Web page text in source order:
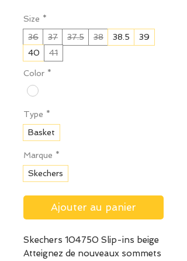
Size *
36
37 37.5 38 38.5
39
40
41
Color *
Type *
Basket
Marque *
Skechers
Ajouter au panier
Skechers 104750 Slip-ins beige
Atteignez de nouveaux sommets